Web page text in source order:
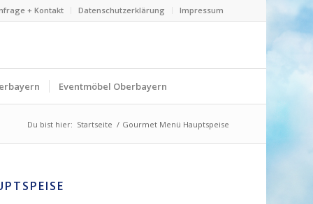
+ Kontakt Datenschutzerklärung Impressum
Eventmöbel Oberbayern
Du bist hier: Startseite / Gourmet Menü Hauptspeise